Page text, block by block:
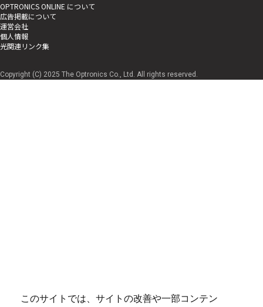
このサイトでは、サイトの改善や一部コンテン
OPTRONICS ONLINE について
広告掲載について
運営会社
個人情報
光関連リンク集
Copyright (C) 2025 The Optronics Co., Ltd. All rights reserved.